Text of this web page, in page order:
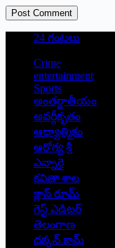
Post Comment
24 గంటలు
Crime
entertainment
Sports
అంతర్జాతీయం
అవర్గీకృతం
ఆధ్యాత్మికం
ఆరోగ్య శ్రీ
ఎన్నారై
కవితా శాల
క్లాస్ రూమ్
గెస్ట్ ఎడిటర్
తెలంగాణ
దక్కన్.కామ్